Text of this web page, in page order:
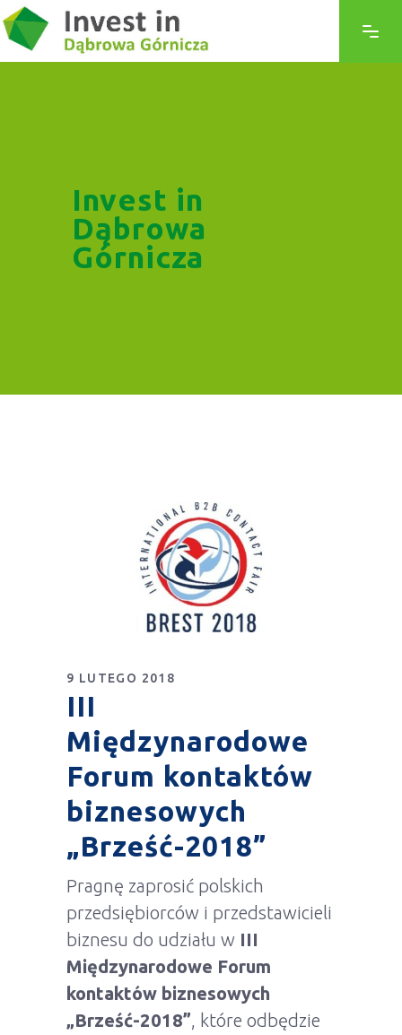
Invest in
Dąbrowa
Górnicza
9 LUTEGO 2018
III
Międzynarodowe
Forum kontaktów
biznesowych
„Brześć-2018”
Pragnę zaprosić polskich
przedsiębiorców i przedstawicieli
biznesu do udziału w III
Międzynarodowe Forum
kontaktów biznesowych
„Brześć-2018” , które odbędzie